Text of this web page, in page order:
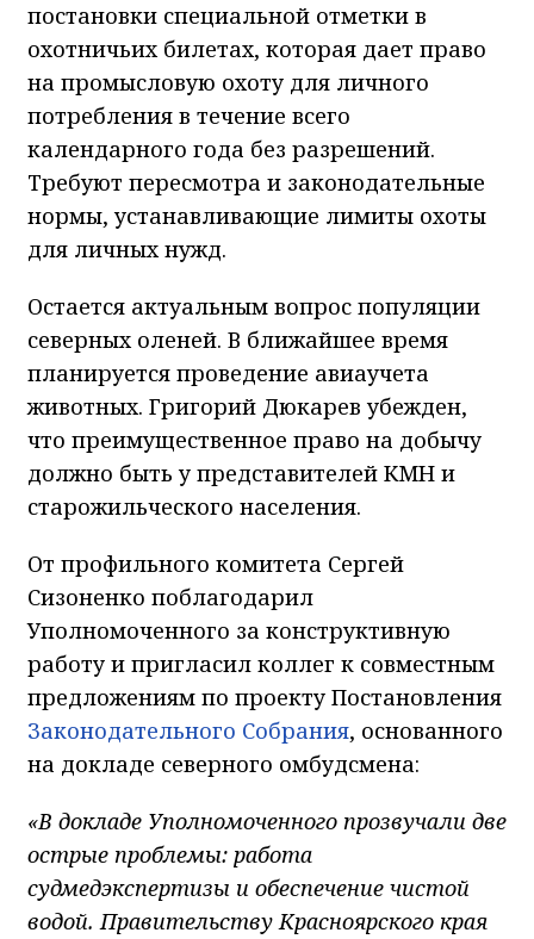
постановки специальной отметки в
охотничьих билетах, которая дает право
на промысловую охоту для личного
потребления в течение всего
календарного года без разрешений.
Требуют пересмотра и законодательные
нормы, устанавливающие лимиты охоты
для личных нужд.
Остается актуальным вопрос популяции
северных оленей. В ближайшее время
планируется проведение авиаучета
животных. Григорий Дюкарев убежден,
что преимущественное право на добычу
должно быть у представителей КМН и
старожильческого населения.
От профильного комитета Сергей
Сизоненко поблагодарил
Уполномоченного за конструктивную
работу и пригласил коллег к совместным
предложениям по проекту Постановления
Законодательного Собрания, основанного
на докладе северного омбудсмена:
«В докладе Уполномоченного прозвучали две
острые проблемы: работа
судмедэкспертизы и обеспечение чистой
водой. Правительству Красноярского края